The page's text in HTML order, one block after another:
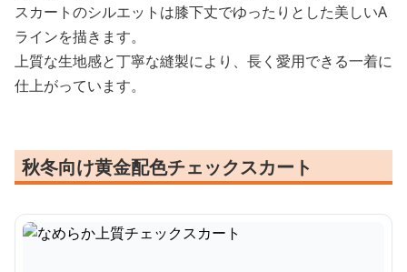
スカートのシルエットは膝下丈でゆったりとした美しいA
ラインを描きます。
上質な生地感と丁寧な縫製により、長く愛用できる一着に
仕上がっています。
秋冬向け黄金配色チェックスカート